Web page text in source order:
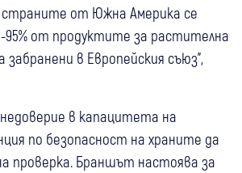
страните от Южна Америка се
95% от продуктите за растителна
в Европейския съюз”,
в капацитета на
по безопасност на храните да
проверка. Браншът настоява за